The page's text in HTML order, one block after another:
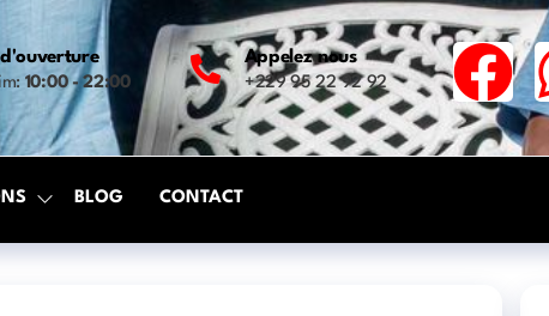
d'ouverture
10:00 - 22:00
Appelez nous
+229 95 22 92 92
BLOG CONTACT